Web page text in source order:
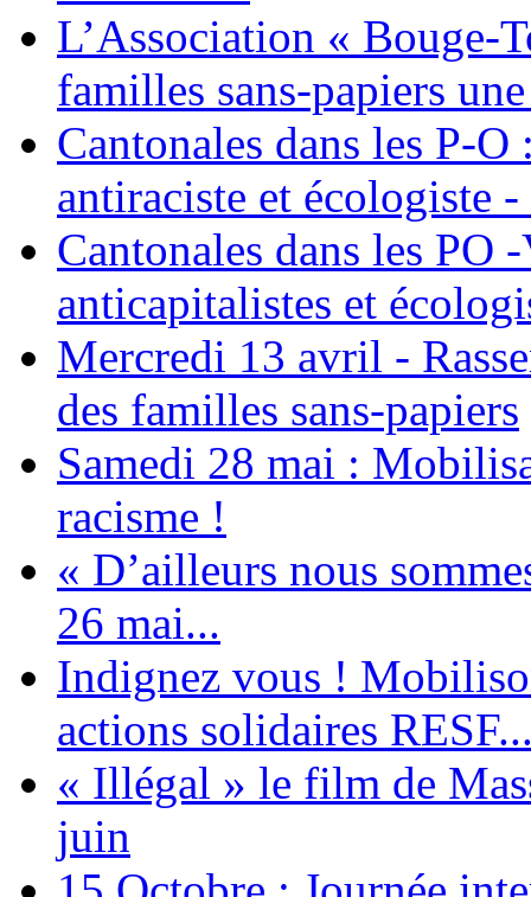
L’Association « Bouge-
familles sans-papiers
Cantonales dans les P-
antiraciste et écologiste
Cantonales dans les PO
anticapitalistes et
Mercredi 13 avril -
des familles sans-papiers
Samedi 28 mai :
racisme !
« D’ailleurs nous
26 mai...
Indignez vous !
actions solidaires
« Illégal » le film de
juin